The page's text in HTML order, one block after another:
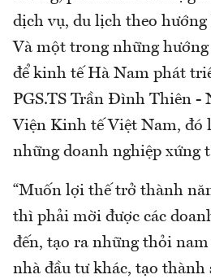
dịch vụ, du lịch theo hướng
Và một trong những
để kinh tế Hà Nam phát
PGS.TS Trần Đình Thiên -
Viện Kinh tế Việt Nam, đó
những doanh nghiệp xứng
“Muốn lợi thế trở thành
thì phải mời được các
đến, tạo ra những thỏi
nhà đầu tư khác, tạo thành